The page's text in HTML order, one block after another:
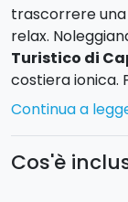
trascorrere una
relax.
Turistico di
costiera ionica.
Catanese o
,
scoprire gli
Continua a
Cos'è